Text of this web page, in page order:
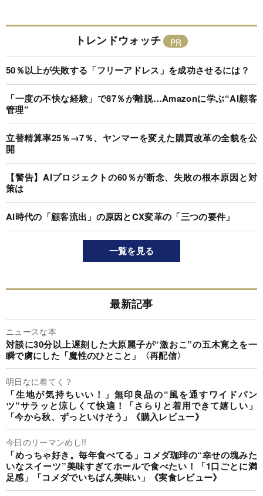
トレンドウォッチ
50％以上が失敗する「フリーアドレス」を成功させるには？
「一度の不快な経験」で87％が離脱…Amazonに学ぶ“AI顧客
管理”
立替精算率25％→7％、ヤンマーを変えた購買改革の全貌を公
開
【警告】AIプロジェクトの60％が断念、失敗の根本原因と対
策は
AI時代の「顧客流出」の原因とCX変革の「三つの要件」
一覧を見る
最新記事
ニュースな本
対談に30分以上遅刻した大原麗子が“激おこ”の五木寛之を一
瞬で虜にした「魔性のひとこと」〈再配信〉
明日なに着てく？
「生地が気持ちいい！」無印良品の“風を通すワイドパン
ツ”サラッと涼しくて快適！「さらりと着用できて嬉しい」
「今から秋、ずっといけそう」《購入レビュー》
今日のリーマンめし!!
「めっちゃ好き。毎年食べてる」コメダ珈琲の“幸せの塊みた
いなスイーツ”美味すぎてホールで食べたい！「1口ごとに満
足感」「コメダでいちばん美味い」《実食レビュー》